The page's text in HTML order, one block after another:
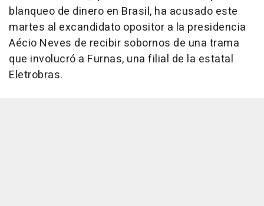
blanqueo de dinero en Brasil, ha acusado este
martes al excandidato opositor a la presidencia
Aécio Neves de recibir sobornos de una trama
que involucró a Furnas, una filial de la estatal
Eletrobras.